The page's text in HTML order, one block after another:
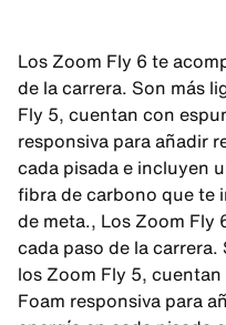
Los Zoom Fly 6 te
de la carrera. Son más
Fly 5, cuentan con
responsiva para añadir
cada pisada e incluyen
fibra de carbono que te
de meta., Los Zoom Fly
cada paso de la
los Zoom Fly 5,
Foam responsiva para